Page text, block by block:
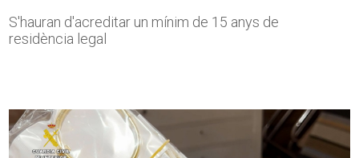
S'hauran d'acreditar un mínim de 15 anys de
residència legal